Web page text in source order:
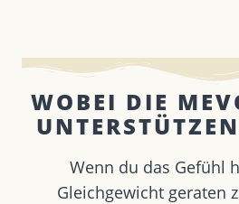
WOBEI DIE
Wenn du das Gefühl
Gleichgewicht geraten